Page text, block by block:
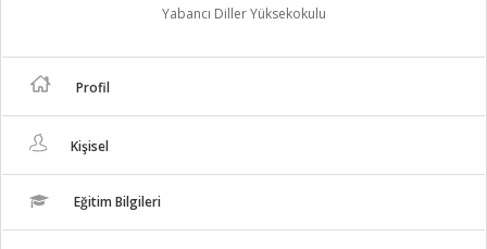
Yabancı Diller Yüksekokulu
Profil
Kişisel
Eğitim Bilgileri